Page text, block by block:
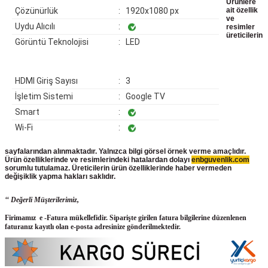
Çözünürlük
: 1920x1080 px
Uydu Alıcılı
:
Görüntü Teknolojisi
: LED
HDMI Giriş Sayısı
: 3
İşletim Sistemi
: Google TV
Smart
:
Wi-Fi
:
Ürünlere
ait özellik
ve
resimler
üreticilerin
sayfalarından alınmaktadır. Yalnızca bilgi görsel örnek verme amaçlıdır.
Ürün özelliklerinde ve resimlerindeki hatalardan dolayı enbguvenlik.com
sorumlu tutulamaz. Üreticilerin ürün özelliklerinde haber vermeden
değişiklik yapma hakları saklıdır.
‘‘ Değerli Müşterilerimiz,
Firimamız e -Fatura mükellefidir. Siparişte girilen fatura bilgilerine düzenlenen
faturanız kayıtlı olan e-posta adresinize gönderilmektedir.